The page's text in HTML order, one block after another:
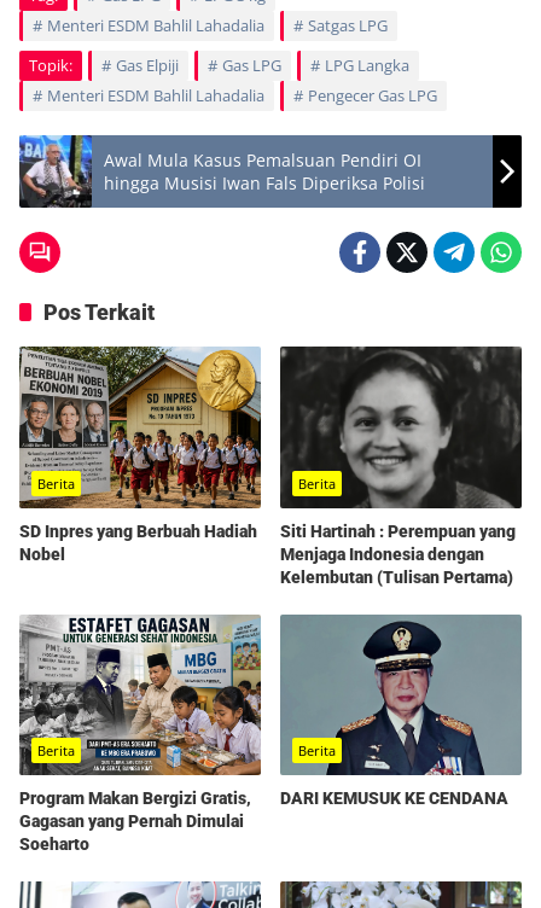
Menteri ESDM Bahlil Lahadalia
Satgas LPG
Topik:
Gas Elpiji Gas LPG
LPG Langka
Menteri ESDM Bahlil Lahadalia
Pengecer Gas LPG
Awal Mula Kasus Pemalsuan Pendiri OI
hingga Musisi Iwan Fals Diperiksa Polisi
Pos Terkait
Berita
SD Inpres yang Berbuah Hadiah
Nobel
Berita
Siti Hartinah : Perempuan yang
Menjaga Indonesia dengan
Kelembutan (Tulisan Pertama)
Berita
Program Makan Bergizi Gratis,
Gagasan yang Pernah Dimulai
Soeharto
Berita
DARI KEMUSUK KE CENDANA